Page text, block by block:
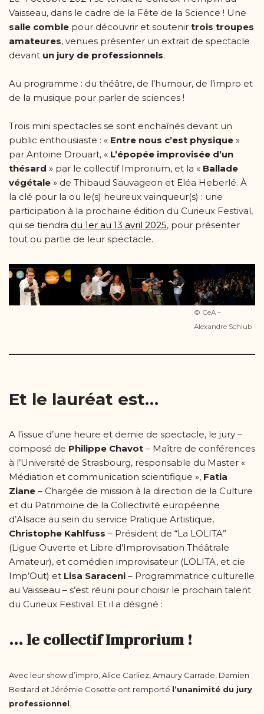
Vaisseau, dans le cadre de la Fête de la Science ! Une
salle comble pour découvrir et soutenir trois troupes
amateures, venues présenter un extrait de spectacle
devant un jury de professionnels.
Au programme : du théâtre, de l’humour, de l’impro et
de la musique pour parler de sciences !
Trois mini spectacles se sont enchaînés devant un
public enthousiaste : « Entre nous c’est physique »
par Antoine Drouart, « L’épopée improvisée d’un
thésard » par le collectif Improrium, et la « Ballade
végétale » de Thibaud Sauvageon et Eléa Heberlé. À
la clé pour la ou le(s) heureux vainqueur(s) : une
participation à la prochaine édition du Curieux Festival,
qui se tiendra du 1er au 13 avril 2025, pour présenter
tout ou partie de leur spectacle.
© CeA –
Alexandre Schlub
Et le lauréat est…
A l’issue d’une heure et demie de spectacle, le jury –
composé de Philippe Chavot – Maître de conférences
à l’Université de Strasbourg, responsable du Master «
Médiation et communication scientifique », Fatia
Ziane – Chargée de mission à la direction de la Culture
et du Patrimoine de la Collectivité européenne
d’Alsace au sein du service Pratique Artistique,
Christophe Kahlfuss – Président de “La LOLITA”
(Ligue Ouverte et Libre d’Improvisation Théâtrale
Amateur), et comédien improvisateur (LOLITA, et cie
Imp’Out) et Lisa Saraceni – Programmatrice culturelle
au Vaisseau – s’est réuni pour choisir le prochain talent
du Curieux Festival. Et il a désigné :
…le collectif Improrium !
Avec leur show d’impro, Alice Carliez, Amaury Carrade, Damien
Bestard et Jérémie Cosette ont remporté l’unanimité du jury
professionnel.